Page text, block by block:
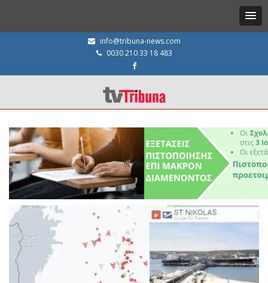
info@tribuna-news.com
0030 210 33 18 483